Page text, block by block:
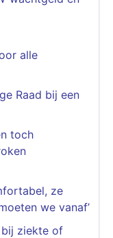
alle
Raad bij een
toch
ze
we vanaf’
bij ziekte of